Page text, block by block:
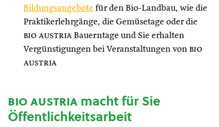
Bildungsangebote für den Bio-Landbau, wie die
Praktikerlehrgänge, die Gemüsetage oder die
bio austria Bauerntage und Sie erhalten
Vergünstigungen bei Veranstaltungen von bio
austria
bio austriamacht für Sie
Öffentlichkeitsarbeit